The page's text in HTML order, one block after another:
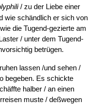
/ zu der Liebe einer
wie schändlich er sich von
die Tugend-gezierte am
/ unter dem Tugend-
betrügen.
lassen /und sehen /
begeben. Es schickte
halber / an einen
muste / deßwegen